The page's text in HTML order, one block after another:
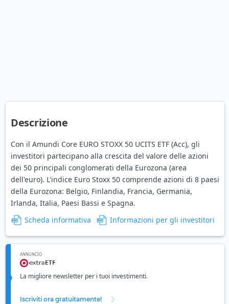
Descrizione
Con il Amundi Core EURO STOXX 50 UCITS ETF (Acc), gli
investitori partecipano alla crescita del valore delle azioni
dei 50 principali conglomerati della Eurozona (area
dell'euro). L'indice Euro Stoxx 50 comprende azioni di 8 paesi
della Eurozona: Belgio, Finlandia, Francia, Germania,
Irlanda, Italia, Paesi Bassi e Spagna.
Scheda informativa
Informazioni per gli investitori
ANNUNCIO
La migliore newsletter per i tuoi investimenti.
Iscriviti ora gratuitamente!